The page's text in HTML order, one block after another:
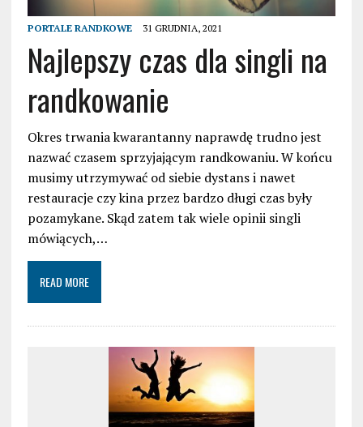
PORTALE RANDKOWE 31 GRUDNIA, 2021
Najlepszy czas dla singli na
randkowanie
Okres trwania kwarantanny naprawdę trudno jest
nazwać czasem sprzyjającym randkowaniu. W końcu
musimy utrzymywać od siebie dystans i nawet
restauracje czy kina przez bardzo długi czas były
pozamykane. Skąd zatem tak wiele opinii singli
mówiących,…
READ MORE